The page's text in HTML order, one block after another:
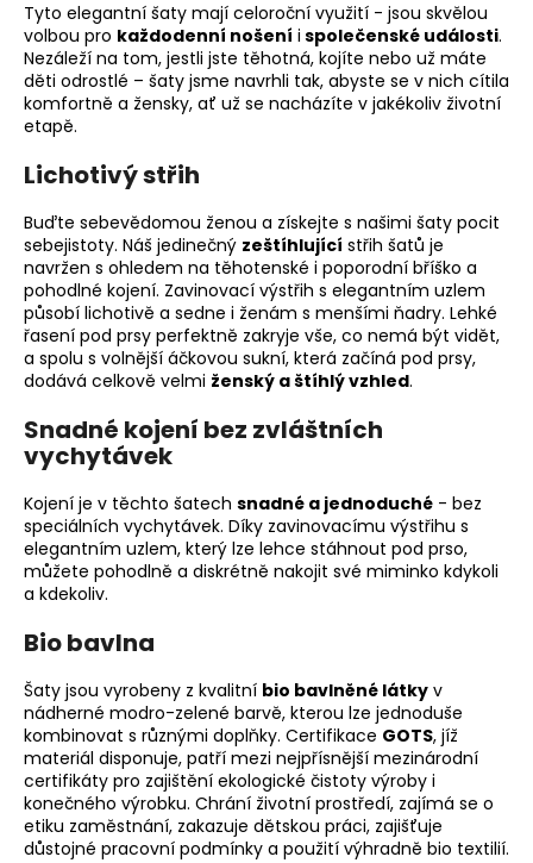
Tyto elegantní šaty mají celoroční využití - jsou skvělou
volbou pro každodenní nošení i společenské události.
Nezáleží na tom, jestli jste těhotná, kojíte nebo už máte
děti odrostlé – šaty jsme navrhli tak, abyste se v nich cítila
komfortně a žensky, ať už se nacházíte v jakékoliv životní
etapě.
Lichotivý střih
Buďte sebevědomou ženou a získejte s našimi šaty pocit
sebejistoty. Náš jedinečný zeštíhlující střih šatů je
navržen s ohledem na těhotenské i poporodní bříško a
pohodlné kojení. Zavinovací výstřih s elegantním uzlem
působí lichotivě a sedne i ženám s menšími ňadry. Lehké
řasení pod prsy perfektně zakryje vše, co nemá být vidět,
a spolu s volnější áčkovou sukní, která začíná pod prsy,
dodává celkově velmi ženský a štíhlý vzhled.
Snadné kojení bez zvláštních
vychytávek
Kojení je v těchto šatech snadné a jednoduché - bez
speciálních vychytávek. Díky zavinovacímu výstřihu s
elegantním uzlem, který lze lehce stáhnout pod prso,
můžete pohodlně a diskrétně nakojit své miminko kdykoli
a kdekoliv.
Bio bavlna
Šaty jsou vyrobeny z kvalitní bio bavlněné látky v
nádherné modro-zelené barvě, kterou lze jednoduše
kombinovat s různými doplňky. Certifikace GOTS, jíž
materiál disponuje, patří mezi nejpřísnější mezinárodní
certifikáty pro zajištění ekologické čistoty výroby i
konečného výrobku. Chrání životní prostředí, zajímá se o
etiku zaměstnání, zakazuje dětskou práci, zajišťuje
důstojné pracovní podmínky a použití výhradně bio textilií.